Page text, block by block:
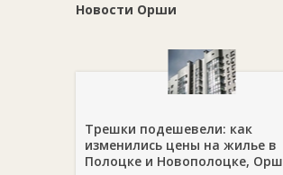
Новости Орши
Трешки подешевели: как
изменились цены на жилье в
Полоцке и Новополоцке,